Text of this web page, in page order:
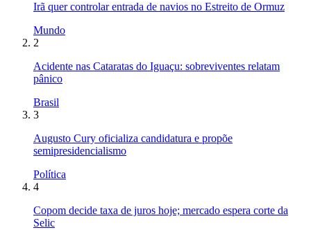
Irã quer controlar entrada de navios no Estreito de Ormuz
Mundo
2
Acidente nas Cataratas do Iguaçu: sobreviventes relatam
pânico
Brasil
3
Augusto Cury oficializa candidatura e propõe
semipresidencialismo
Política
4
Copom decide taxa de juros hoje; mercado espera corte da
Selic